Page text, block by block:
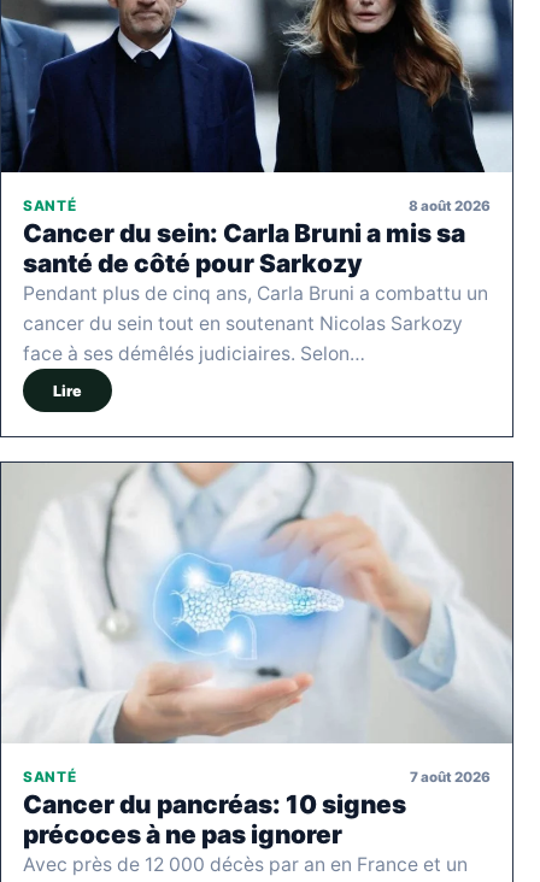
SANTÉ 8 août 2026
Cancer du sein: Carla Bruni a mis sa
santé de côté pour Sarkozy
Pendant plus de cinq ans, Carla Bruni a combattu un
cancer du sein tout en soutenant Nicolas Sarkozy
face à ses démêlés judiciaires. Selon…
Lire
SANTÉ 7 août 2026
Cancer du pancréas: 10 signes
précoces à ne pas ignorer
Avec près de 12 000 décès par an en France et un